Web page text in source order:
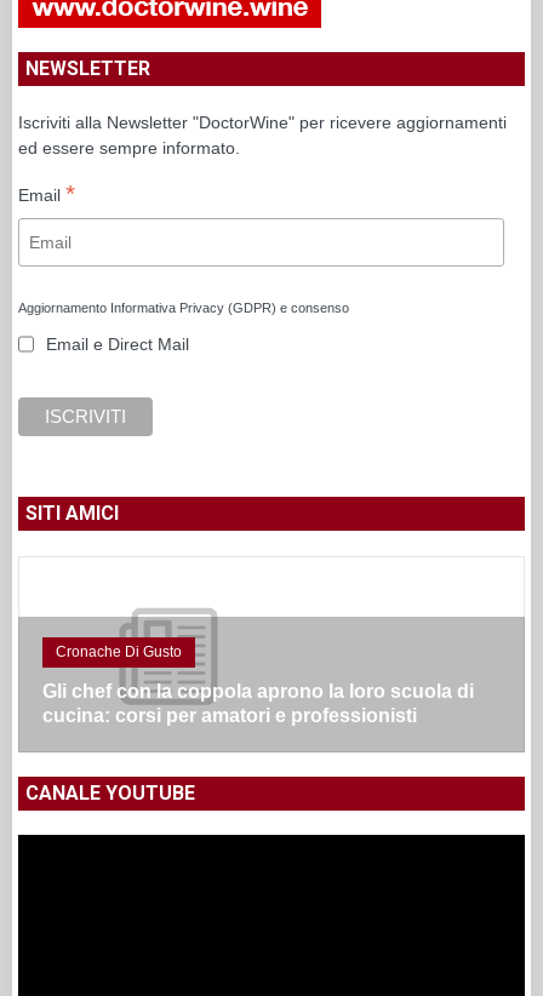
NEWSLETTER
Iscriviti alla Newsletter "DoctorWine" per ricevere aggiornamenti
ed essere sempre informato.
Email *
Aggiornamento Informativa Privacy (GDPR) e consenso
Email e Direct Mail
SITI AMICI
Cronache Di Gusto
Gli chef con la coppola aprono la loro scuola di
cucina: corsi per amatori e professionisti
CANALE YOUTUBE